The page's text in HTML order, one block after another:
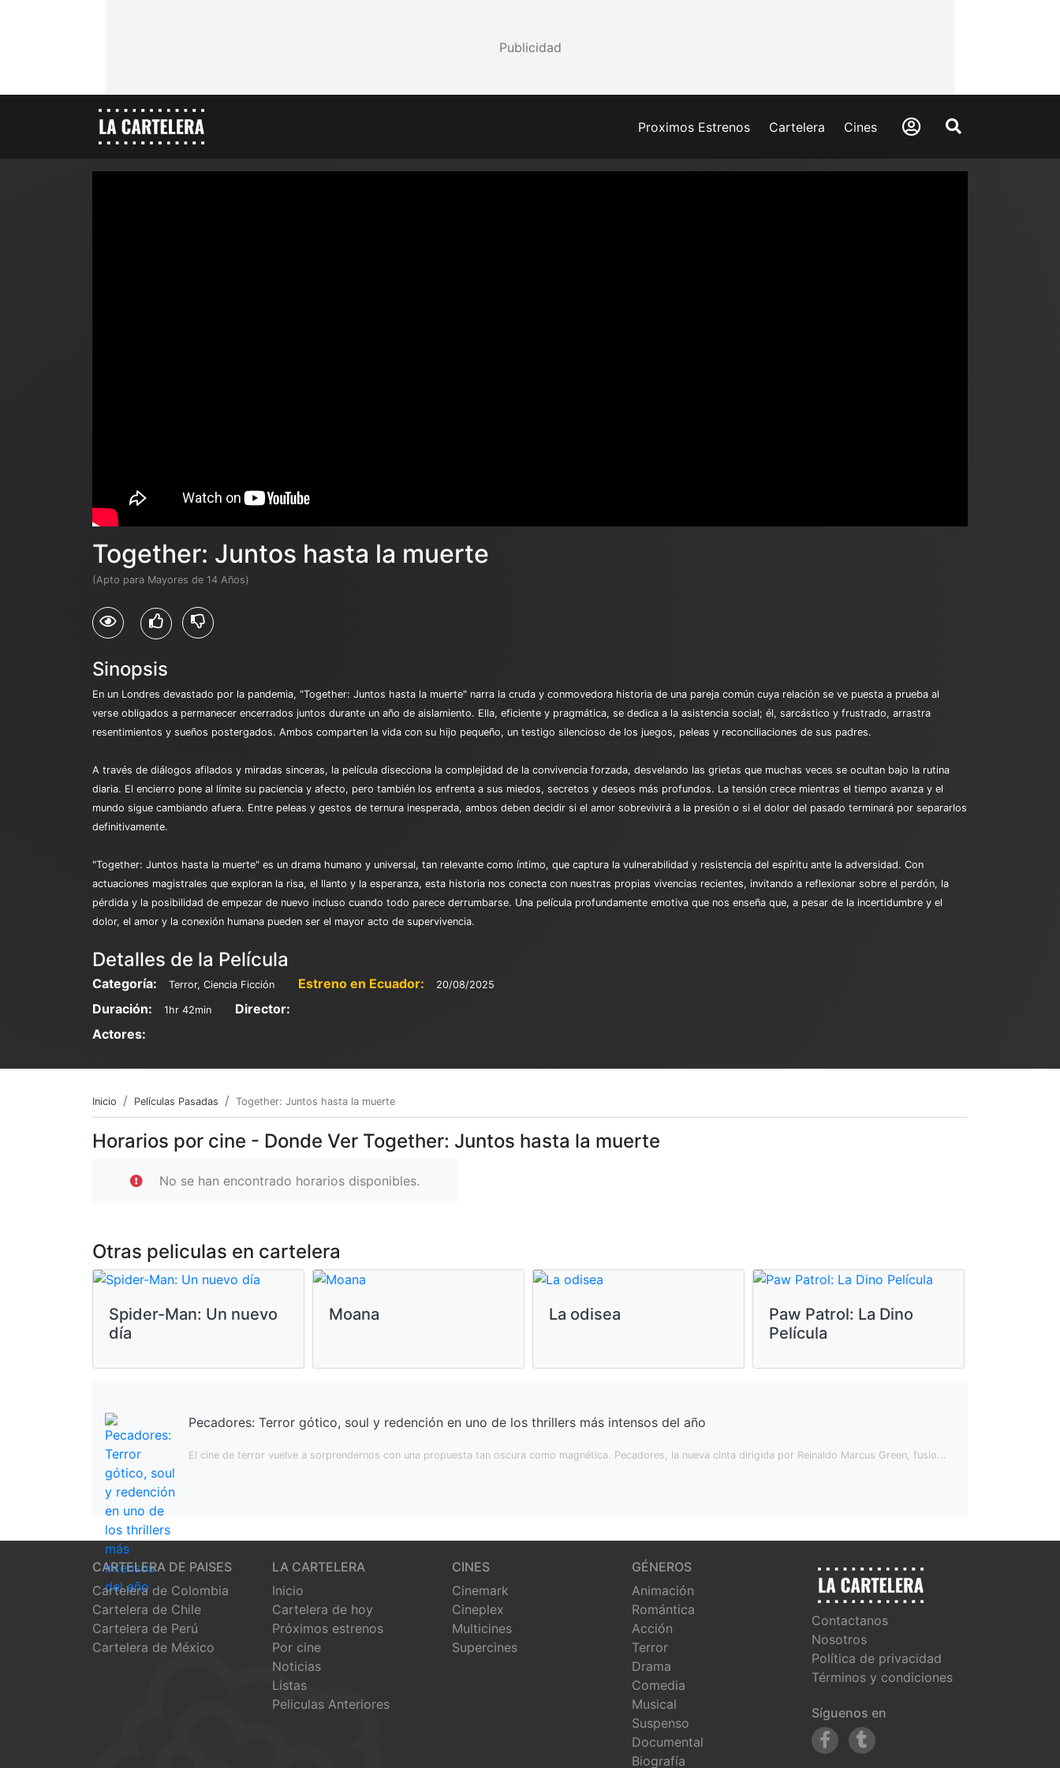
Publicidad
Proximos Estrenos Cartelera Cines
Together: Juntos hasta la muerte
(Apto para Mayores de 14 Años)
Sinopsis
En un Londres devastado por la pandemia, "Together: Juntos hasta la muerte" narra la cruda y conmovedora historia de una pareja común cuya relación se ve puesta a prueba al
verse obligados a permanecer encerrados juntos durante un año de aislamiento. Ella, eficiente y pragmática, se dedica a la asistencia social; él, sarcástico y frustrado, arrastra
resentimientos y sueños postergados. Ambos comparten la vida con su hijo pequeño, un testigo silencioso de los juegos, peleas y reconciliaciones de sus padres.
A través de diálogos afilados y miradas sinceras, la película disecciona la complejidad de la convivencia forzada, desvelando las grietas que muchas veces se ocultan bajo la rutina
diaria. El encierro pone al límite su paciencia y afecto, pero también los enfrenta a sus miedos, secretos y deseos más profundos. La tensión crece mientras el tiempo avanza y el
mundo sigue cambiando afuera. Entre peleas y gestos de ternura inesperada, ambos deben decidir si el amor sobrevivirá a la presión o si el dolor del pasado terminará por separarlos
definitivamente.
"Together: Juntos hasta la muerte" es un drama humano y universal, tan relevante como íntimo, que captura la vulnerabilidad y resistencia del espíritu ante la adversidad. Con
actuaciones magistrales que exploran la risa, el llanto y la esperanza, esta historia nos conecta con nuestras propias vivencias recientes, invitando a reflexionar sobre el perdón, la
pérdida y la posibilidad de empezar de nuevo incluso cuando todo parece derrumbarse. Una película profundamente emotiva que nos enseña que, a pesar de la incertidumbre y el
dolor, el amor y la conexión humana pueden ser el mayor acto de supervivencia.
Detalles de la Película
Categoría: Terror, Ciencia Ficción Estreno en Ecuador: 20/08/2025
Duración: 1hr 42min
Director:
Actores:
Inicio Películas Pasadas Together: Juntos hasta la muerte
Horarios por cine - Donde Ver Together: Juntos hasta la muerte
No se han encontrado horarios disponibles.
Otras peliculas en cartelera
Spider-Man: Un nuevo
día
Moana La odisea
Paw Patrol: La Dino
Película
Pecadores: Terror gótico, soul y redención en uno de los thrillers más intensos del año
El cine de terror vuelve a sorprendernos con una propuesta tan oscura como magnética. Pecadores, la nueva cinta dirigida por Reinaldo Marcus Green, fusio...
CARTELERA DE PAISES
Cartelera de Colombia
Cartelera de Chile
Cartelera de Perú
Cartelera de México
LA CARTELERA
Inicio
Cartelera de hoy
Próximos estrenos
Por cine
Noticias
Listas
Peliculas Anteriores
CINES
Cinemark
Cineplex
Multicines
Supercines
GÉNEROS
Animación
Romántica
Acción
Terror
Drama
Comedia
Musical
Suspenso
Documental
Biografía
Contactanos
Nosotros
Política de privacidad
Términos y condiciones
Síguenos en